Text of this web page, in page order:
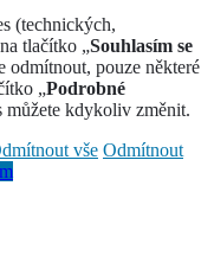
(technických,
tlačítko „Souhlasím se
odmítnout, pouze některé
„Podrobné
můžete kdykoliv změnit.
vše Odmítnout